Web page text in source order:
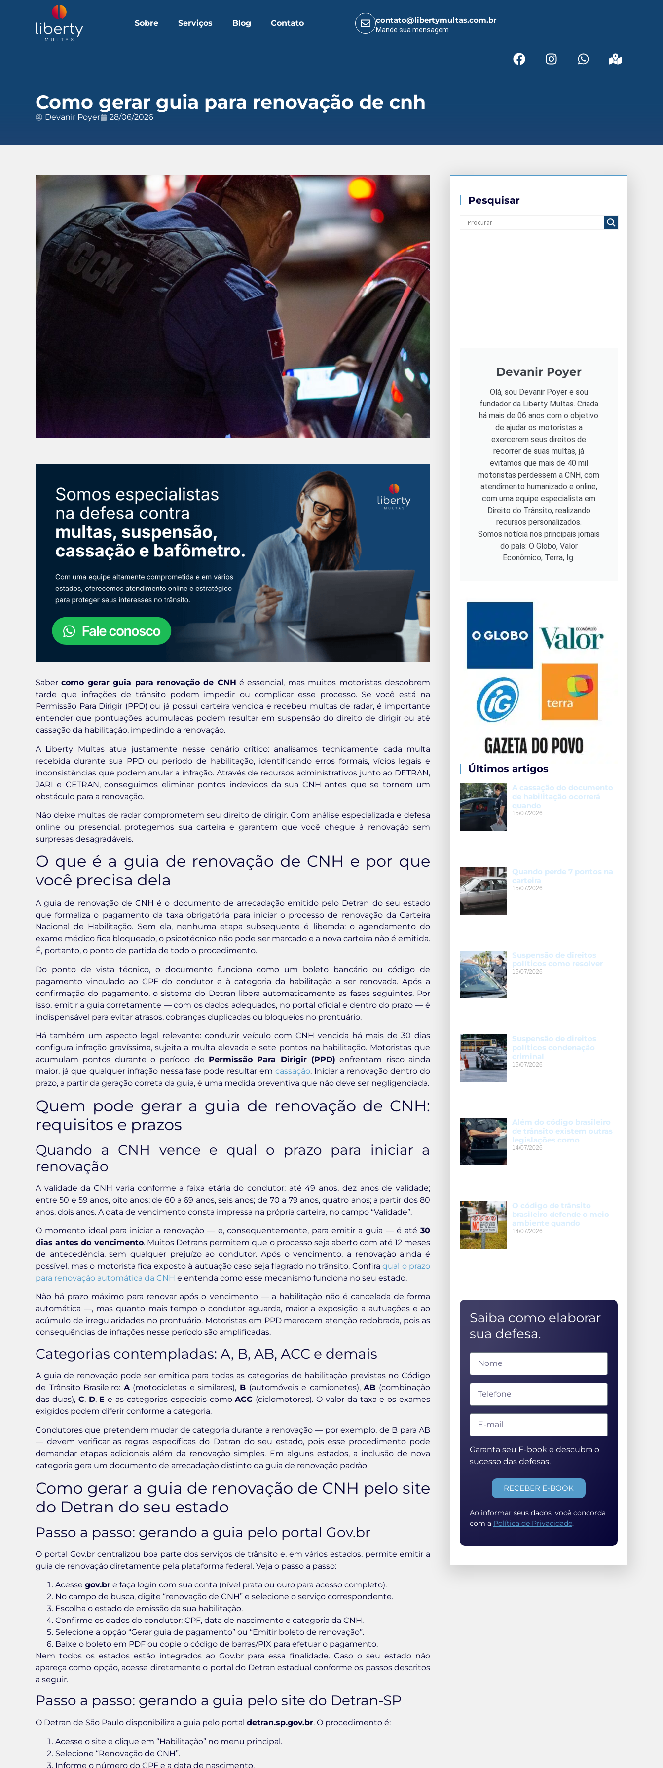
Sobre Serviços Blog Contato contato@libertymultas.com.br
Mande sua mensagem
Como gerar guia para renovação de cnh
Devanir Poyer 28/06/2026
Sabercomo gerar guia para renovação de CNH é essencial, mas muitos motoristas descobrem
tarde que infrações de trânsito podem impedir ou complicar esse processo. Se você está na
Permissão Para Dirigir (PPD) ou já possui carteira vencida e recebeu multas de radar, é importante
entender que pontuações acumuladas podem resultar em suspensão do direito de dirigir ou até
cassação da habilitação, impedindo a renovação.
A Liberty Multas atua justamente nesse cenário crítico: analisamos tecnicamente cada multa
recebida durante sua PPD ou período de habilitação, identificando erros formais, vícios legais e
inconsistências que podem anular a infração. Através de recursos administrativos junto ao DETRAN,
JARI e CETRAN, conseguimos eliminar pontos indevidos da sua CNH antes que se tornem um
obstáculo para a renovação.
Não deixe multas de radar comprometem seu direito de dirigir. Com análise especializada e defesa
online ou presencial, protegemos sua carteira e garantem que você chegue à renovação sem
surpresas desagradáveis.
O que é a guia de renovação de CNH e por que
você precisa dela
A guia de renovação de CNH é o documento de arrecadação emitido pelo Detran do seu estado
que formaliza o pagamento da taxa obrigatória para iniciar o processo de renovação da Carteira
Nacional de Habilitação. Sem ela, nenhuma etapa subsequente é liberada: o agendamento do
exame médico fica bloqueado, o psicotécnico não pode ser marcado e a nova carteira não é emitida.
É, portanto, o ponto de partida de todo o procedimento.
Do ponto de vista técnico, o documento funciona como um boleto bancário ou código de
pagamento vinculado ao CPF do condutor e à categoria da habilitação a ser renovada. Após a
confirmação do pagamento, o sistema do Detran libera automaticamente as fases seguintes. Por
isso, emitir a guia corretamente — com os dados adequados, no portal oficial e dentro do prazo — é
indispensável para evitar atrasos, cobranças duplicadas ou bloqueios no prontuário.
Há também um aspecto legal relevante: conduzir veículo com CNH vencida há mais de 30 dias
configura infração gravíssima, sujeita a multa elevada e sete pontos na habilitação. Motoristas que
acumulam pontos durante o período de Permissão Para Dirigir (PPD) enfrentam risco ainda
maior, já que qualquer infração nessa fase pode resultar em cassação. Iniciar a renovação dentro do
prazo, a partir da geração correta da guia, é uma medida preventiva que não deve ser negligenciada.
Quem pode gerar a guia de renovação de CNH:
requisitos e prazos
Quando a CNH vence e qual o prazo para iniciar a
renovação
A validade da CNH varia conforme a faixa etária do condutor: até 49 anos, dez anos de validade;
entre 50 e 59 anos, oito anos; de 60 a 69 anos, seis anos; de 70 a 79 anos, quatro anos; a partir dos 80
anos, dois anos. A data de vencimento consta impressa na própria carteira, no campo “Validade”.
O momento ideal para iniciar a renovação — e, consequentemente, para emitir a guia — é até 30
dias antes do vencimento. Muitos Detrans permitem que o processo seja aberto com até 12 meses
de antecedência, sem qualquer prejuízo ao condutor. Após o vencimento, a renovação ainda é
possível, mas o motorista fica exposto à autuação caso seja flagrado no trânsito. Confira qual o prazo
para renovação automática da CNH e entenda como esse mecanismo funciona no seu estado.
Não há prazo máximo para renovar após o vencimento — a habilitação não é cancelada de forma
automática —, mas quanto mais tempo o condutor aguarda, maior a exposição a autuações e ao
acúmulo de irregularidades no prontuário. Motoristas em PPD merecem atenção redobrada, pois as
consequências de infrações nesse período são amplificadas.
Categorias contempladas: A, B, AB, ACC e demais
A guia de renovação pode ser emitida para todas as categorias de habilitação previstas no Código
de Trânsito Brasileiro: A(motocicletas e similares), B (automóveis e camionetes),AB (combinação
das duas), C, D, E e as categorias especiais comoACC (ciclomotores). O valor da taxa e os exames
exigidos podem diferir conforme a categoria.
Condutores que pretendem mudar de categoria durante a renovação — por exemplo, de B para AB
— devem verificar as regras específicas do Detran do seu estado, pois esse procedimento pode
demandar etapas adicionais além da renovação simples. Em alguns estados, a inclusão de nova
categoria gera um documento de arrecadação distinto da guia de renovação padrão.
Como gerar a guia de renovação de CNH pelo site
do Detran do seu estado
Passo a passo: gerando a guia pelo portal Gov.br
O portal Gov.br centralizou boa parte dos serviços de trânsito e, em vários estados, permite emitir a
guia de renovação diretamente pela plataforma federal. Veja o passo a passo:
Acesse gov.br e faça login com sua conta (nível prata ou ouro para acesso completo).
No campo de busca, digite “renovação de CNH” e selecione o serviço correspondente.
Escolha o estado de emissão da sua habilitação.
Confirme os dados do condutor: CPF, data de nascimento e categoria da CNH.
Selecione a opção “Gerar guia de pagamento” ou “Emitir boleto de renovação”.
Baixe o boleto em PDF ou copie o código de barras/PIX para efetuar o pagamento.
Nem todos os estados estão integrados ao Gov.br para essa finalidade. Caso o seu estado não
apareça como opção, acesse diretamente o portal do Detran estadual conforme os passos descritos
a seguir.
Passo a passo: gerando a guia pelo site do Detran-SP
O Detran de São Paulo disponibiliza a guia pelo portal detran.sp.gov.br. O procedimento é:
Acesse o site e clique em “Habilitação” no menu principal.
Selecione “Renovação de CNH”.
Informe o número do CPF e a data de nascimento.
Pesquisar
Devanir Poyer
Olá, sou Devanir Poyer e sou
fundador da Liberty Multas. Criada
há mais de 06 anos com o objetivo
de ajudar os motoristas a
exercerem seus direitos de
recorrer de suas multas, já
evitamos que mais de 40 mil
motoristas perdessem a CNH, com
atendimento humanizado e online,
com uma equipe especialista em
Direito do Trânsito, realizando
recursos personalizados.
Somos notícia nos principais jornais
do país: O Globo, Valor
Econômico, Terra, Ig.
Últimos artigos
A cassação do documento
de habilitação ocorrerá
quando
15/07/2026
Quando perde 7 pontos na
carteira
15/07/2026
Suspensão de direitos
políticos como resolver
15/07/2026
Suspensão de direitos
políticos condenação
criminal
15/07/2026
Além do código brasileiro
de trânsito existem outras
legislações como
14/07/2026
O código de trânsito
brasileiro defende o meio
ambiente quando
14/07/2026
Saiba como elaborar
sua defesa.
Garanta seu E-book e descubra o
sucesso das defesas.
RECEBER E-BOOK
Ao informar seus dados, você concorda
com a Política de Privacidade.